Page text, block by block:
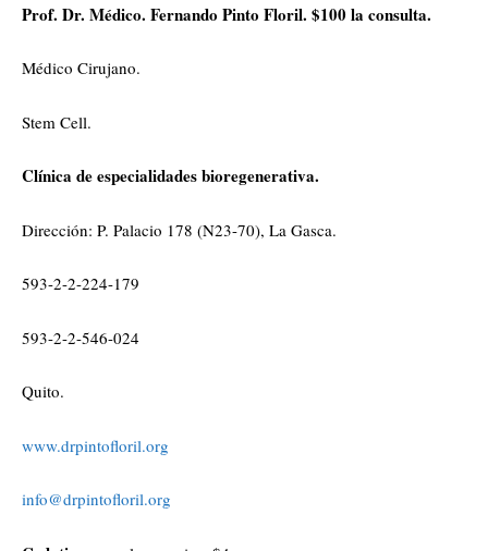
Prof. Dr. Médico. Fernando Pinto Floril. $100 la consulta.
Médico Cirujano.
Stem Cell.
Clínica de especialidades bioregenerativa.
Dirección: P. Palacio 178 (N23-70), La Gasca.
593-2-2-224-179
593-2-2-546-024
Quito.
www.drpintofloril.org
info@drpintofloril.org